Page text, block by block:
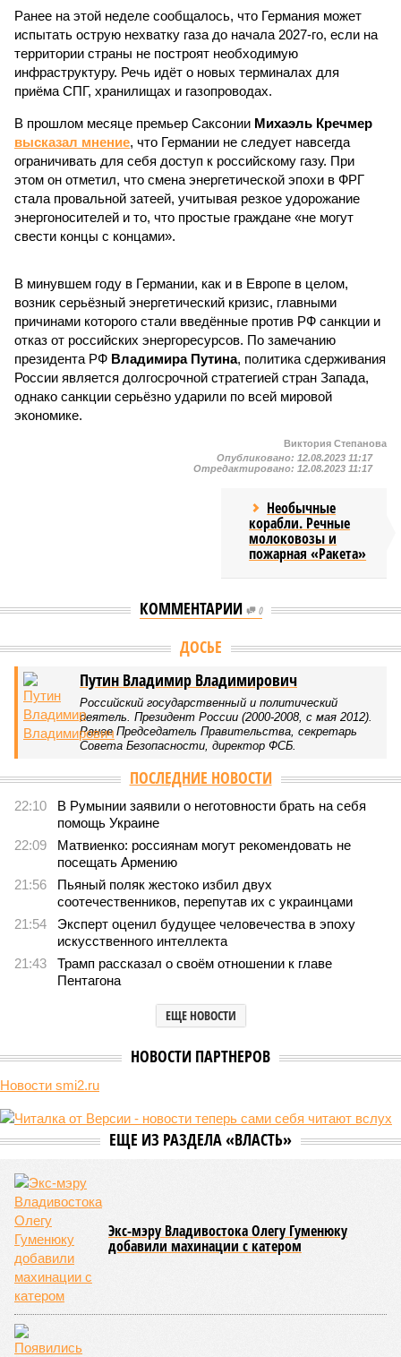
Ранее на этой неделе сообщалось, что Германия может
испытать острую нехватку газа до начала 2027-го, если на
территории страны не построят необходимую
инфраструктуру. Речь идёт о новых терминалах для
приёма СПГ, хранилищах и газопроводах.
В прошлом месяце премьер Саксонии Михаэль Кречмер
высказал мнение, что Германии не следует навсегда
ограничивать для себя доступ к российскому газу. При
этом он отметил, что смена энергетической эпохи в ФРГ
стала провальной затеей, учитывая резкое удорожание
энергоносителей и то, что простые граждане «не могут
свести концы с концами».
В минувшем году в Германии, как и в Европе в целом,
возник серьёзный энергетический кризис, главными
причинами которого стали введённые против РФ санкции и
отказ от российских энергоресурсов. По замечанию
президента РФ Владимира Путина, политика сдерживания
России является долгосрочной стратегией стран Запада,
однако санкции серьёзно ударили по всей мировой
экономике.
Виктория Степанова
Опубликовано: 12.08.2023 11:17
Отредактировано: 12.08.2023 11:17
Необычные
корабли. Речные
молоковозы и
пожарная «Ракета»
КОММЕНТАРИИ 0
Версия //Общество //Мы могли бы жить сотни лет, но этого никогда не
Мы могли бы жить сотни лет, но этого никогда не будет
Возраст бессмертия
Мы могли бы жить сотни лет, но этого никогда не будет (фото: Deep
Как бы мы ни старались, достигнуть бессмертия у человека не
получится никогда, даже при самых совершенных технологиях и
самой совершенной медицине. Точку в многолетних дебатах о
долголетии поставило новое исследование российских учёных: в
теории максимальный предел жизни – 194 года. Но и этот
В 2023 году в статье, опубликованной в научном издании
Cell.com, были описаны 12 признаков старения. К ним
относятся – не пугайтесь учёных терминов – повышенная
вероятность генетических мутаций при делении клетки,
неспособность контролировать выработку и поддержание
белков, а также дисфункция митохондрий. Некоторые из
этих признаков обратимы. Во всяком случае, таковы
предположения исследователей. Например, одним из
признаков биологического старения является уменьшение
длины теломер (защитных «колпачков» на концах
хромосом) – такое можно исправить и заодно увеличить
продолжительность жизни.
Но первая и главная проблема, пишет издание Medical
News Today, в соматических мутациях. Это изменения в